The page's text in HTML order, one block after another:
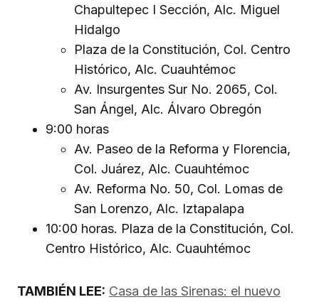
Chapultepec I Sección, Alc. Miguel
Hidalgo
Plaza de la Constitución, Col. Centro
Histórico, Alc. Cuauhtémoc
Av. Insurgentes Sur No. 2065, Col.
San Ángel, Alc. Álvaro Obregón
9:00 horas
Av. Paseo de la Reforma y Florencia,
Col. Juárez, Alc. Cuauhtémoc
Av. Reforma No. 50, Col. Lomas de
San Lorenzo, Alc. Iztapalapa
10:00 horas. Plaza de la Constitución, Col.
Centro Histórico, Alc. Cuauhtémoc
TAMBIÉN LEE: Casa de las Sirenas: el nuevo